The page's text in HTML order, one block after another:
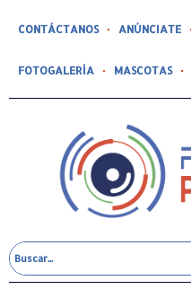
CONTÁCTANOS ANÚNCIATE
FOTOGALERÍA MASCOTAS